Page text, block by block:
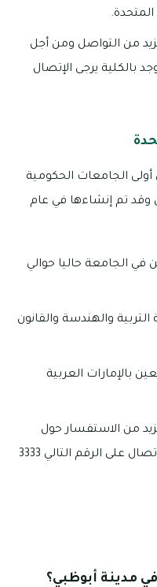
المتحدة.
من التواصل ومن أجل
بالكلية يرجى الإتصال
أولى الجامعات الحكومية
وقد تم إنشاءها في عام
الجامعة حاليا حوالي
التربية والهندسة والقانون
بالإمارات العربية
من الاستفسار حول
الكلية وأهم الكليات بها يرجى الإتصال على الرقم التالي 3333
مدينة أبوظبي؟